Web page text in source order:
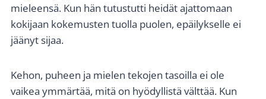
mieleensä. Kun hän tutustutti heidät ajattomaan
kokijaan kokemusten tuolla puolen, epäilykselle ei
jäänyt sijaa.
Kehon, puheen ja mielen tekojen tasoilla ei ole
vaikea ymmärtää, mitä on hyödyllistä välttää. Kun